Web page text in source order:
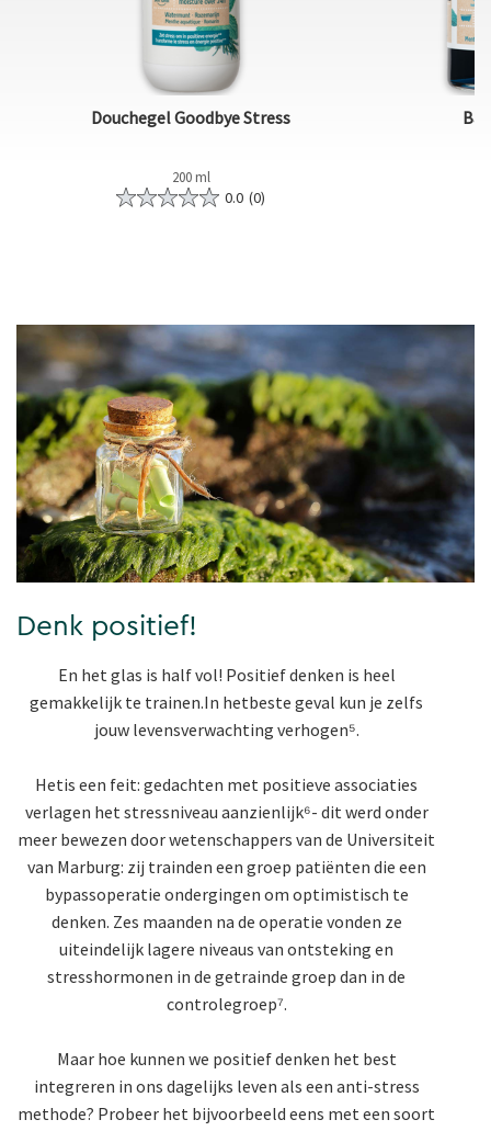
Douchegel Goodbye Stress
200 ml
0.0 (0)
Denk positief!
En het glas is half vol! Positief denken is heel
gemakkelijk te trainen.In hetbeste geval kun je zelfs
jouw levensverwachting verhogen⁵.
Hetis een feit: gedachten met positieve associaties
verlagen het stressniveau aanzienlijk⁶- dit werd onder
meer bewezen door wetenschappers van de Universiteit
van Marburg: zij trainden een groep patiënten die een
bypassoperatie ondergingen om optimistisch te
denken. Zes maanden na de operatie vonden ze
uiteindelijk lagere niveaus van ontsteking en
stresshormonen in de getrainde groep dan in de
controlegroep⁷.
Maar hoe kunnen we positief denken het best
integreren in ons dagelijks leven als een anti-stress
methode? Probeer het bijvoorbeeld eens met een soort